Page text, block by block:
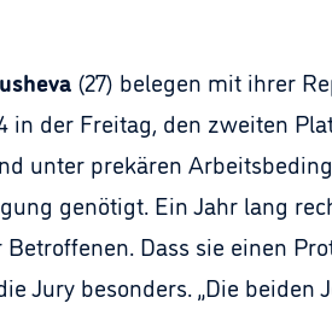
(27) belegen mit ihrer
in der Freitag, den zweiten
unter prekären
genötigt. Ein Jahr lang
Dass sie einen
Jury besonders. „Die